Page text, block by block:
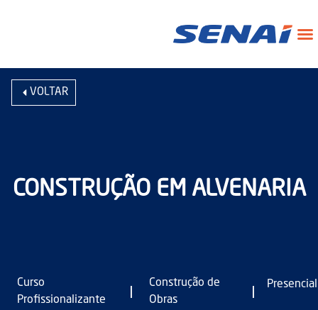
VOLTAR
CONSTRUÇÃO EM ALVENARIA
Curso
Profissionalizante
|
Construção de
Obras
| Presencial